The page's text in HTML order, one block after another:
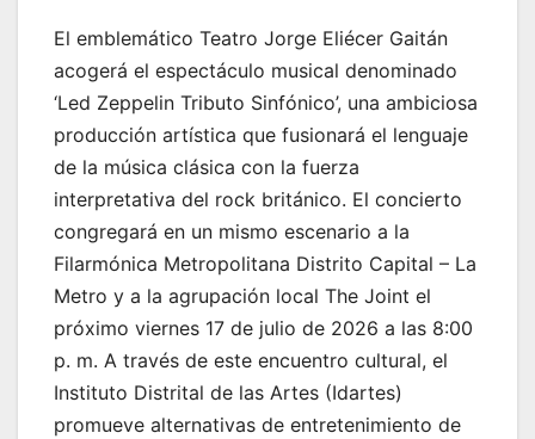
El emblemático Teatro Jorge Eliécer Gaitán
acogerá el espectáculo musical denominado
‘Led Zeppelin Tributo Sinfónico’, una ambiciosa
producción artística que fusionará el lenguaje
de la música clásica con la fuerza
interpretativa del rock británico. El concierto
congregará en un mismo escenario a la
Filarmónica Metropolitana Distrito Capital – La
Metro y a la agrupación local The Joint el
próximo viernes 17 de julio de 2026 a las 8:00
p. m. A través de este encuentro cultural, el
Instituto Distrital de las Artes (Idartes)
promueve alternativas de entretenimiento de